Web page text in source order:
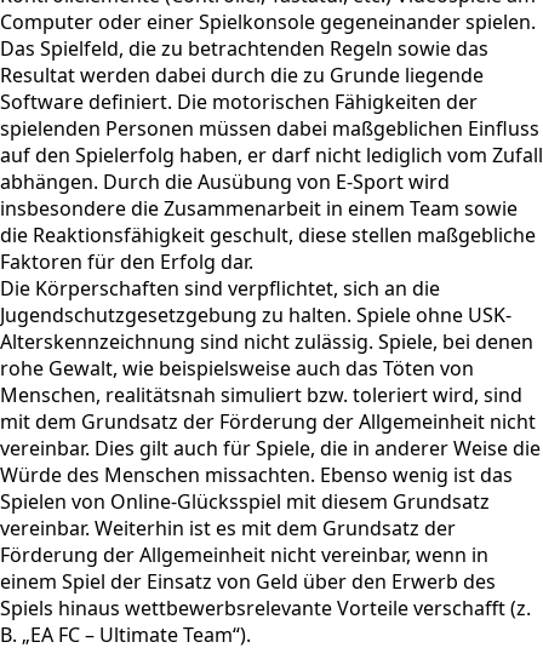
Computer oder einer Spielkonsole gegeneinander spielen.
Das Spielfeld, die zu betrachtenden Regeln sowie das
Resultat werden dabei durch die zu Grunde liegende
Software definiert. Die motorischen Fähigkeiten der
spielenden Personen müssen dabei maßgeblichen Einfluss
auf den Spielerfolg haben, er darf nicht lediglich vom Zufall
abhängen. Durch die Ausübung von E-Sport wird
insbesondere die Zusammenarbeit in einem Team sowie
die Reaktionsfähigkeit geschult, diese stellen maßgebliche
Faktoren für den Erfolg dar.
Die Körperschaften sind verpflichtet, sich an die
Jugendschutzgesetzgebung zu halten. Spiele ohne USK-
Alterskennzeichnung sind nicht zulässig. Spiele, bei denen
rohe Gewalt, wie beispielsweise auch das Töten von
Menschen, realitätsnah simuliert bzw. toleriert wird, sind
mit dem Grundsatz der Förderung der Allgemeinheit nicht
vereinbar. Dies gilt auch für Spiele, die in anderer Weise die
Würde des Menschen missachten. Ebenso wenig ist das
Spielen von Online-Glücksspiel mit diesem Grundsatz
vereinbar. Weiterhin ist es mit dem Grundsatz der
Förderung der Allgemeinheit nicht vereinbar, wenn in
einem Spiel der Einsatz von Geld über den Erwerb des
Spiels hinaus wettbewerbsrelevante Vorteile verschafft (z.
B. „EA FC – Ultimate Team“).